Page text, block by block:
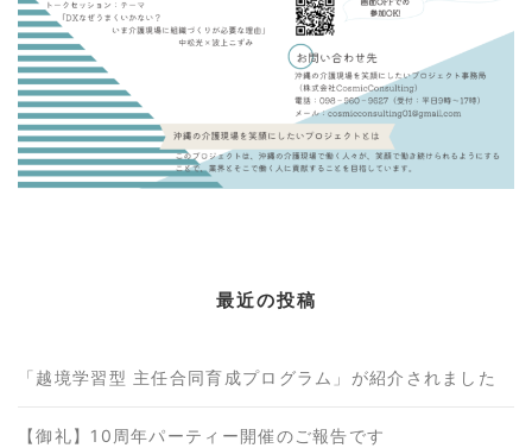
最近の投稿
「越境学習型 主任合同育成プログラム」が紹介されました
【御礼】10周年パーティー開催のご報告です